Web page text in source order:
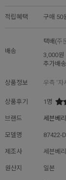
적립혜택 구매 50
배송
택배(주
3,000원
추가배송
상품정보 우측 '자
상품후기 1 명
브랜드 세븐베리
모델명 87422-
제조사 세븐베리
원산지 일본